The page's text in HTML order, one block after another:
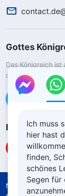
Gottes
Das Königreich
das Königreich
Kontaktiere
Folge uns
Ich muss
hier hast
finden,
schönes
Segen